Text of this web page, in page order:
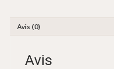
Avis (0)
Avis